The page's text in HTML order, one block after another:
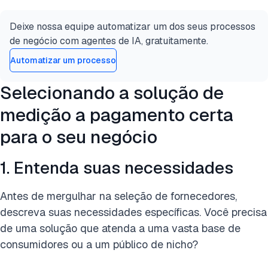
Deixe nossa equipe automatizar um dos seus processos
de negócio com agentes de IA, gratuitamente.
Automatizar um processo
Selecionando a solução de
medição a pagamento certa
para o seu negócio
1. Entenda suas necessidades
Antes de mergulhar na seleção de fornecedores,
descreva suas necessidades específicas. Você precisa
de uma solução que atenda a uma vasta base de
consumidores ou a um público de nicho?